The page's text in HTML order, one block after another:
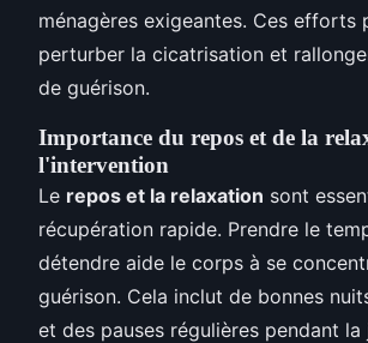
ménagères exigeantes. Ces efforts
perturber la cicatrisation et
de guérison.
Importance du repos et de la
l'intervention
Le repos et la relaxation sont
récupération rapide. Prendre le
détendre aide le corps à se
guérison. Cela inclut de bonnes
et des pauses régulières pendant la